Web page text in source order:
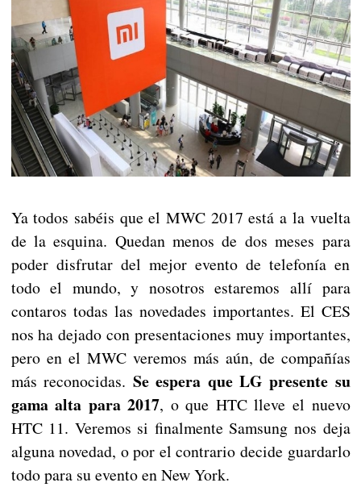
Ya todos sabéis que el MWC 2017 está a la vuelta
de la esquina. Quedan menos de dos meses para
poder disfrutar del mejor evento de telefonía en
todo el mundo, y nosotros estaremos allí para
contaros todas las novedades importantes. El CES
nos ha dejado con presentaciones muy importantes,
pero en el MWC veremos más aún, de compañías
más reconocidas. Se espera que LG presente su
gama alta para 2017, o que HTC lleve el nuevo
HTC 11. Veremos si finalmente Samsung nos deja
alguna novedad, o por el contrario decide guardarlo
todo para su evento en New York.